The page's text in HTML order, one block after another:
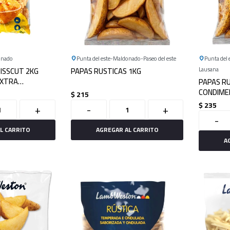
2KG
+
Punta del este Maldonado Paseo del este
PAPAS RUSTICAS 1KG
$215
- +
Punta del
Lausana
PAPAS
$235
-